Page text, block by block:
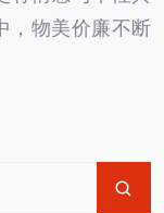
，物美价廉不断